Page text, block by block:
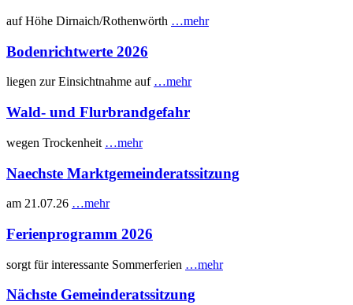
auf Höhe Dirnaich/Rothenwörth …mehr
Bodenrichtwerte 2026
liegen zur Einsichtnahme auf …mehr
Wald- und Flurbrandgefahr
wegen Trockenheit …mehr
Naechste Marktgemeinderatssitzung
am 21.07.26 …mehr
Ferienprogramm 2026
sorgt für interessante Sommerferien …mehr
Nächste Gemeinderatssitzung